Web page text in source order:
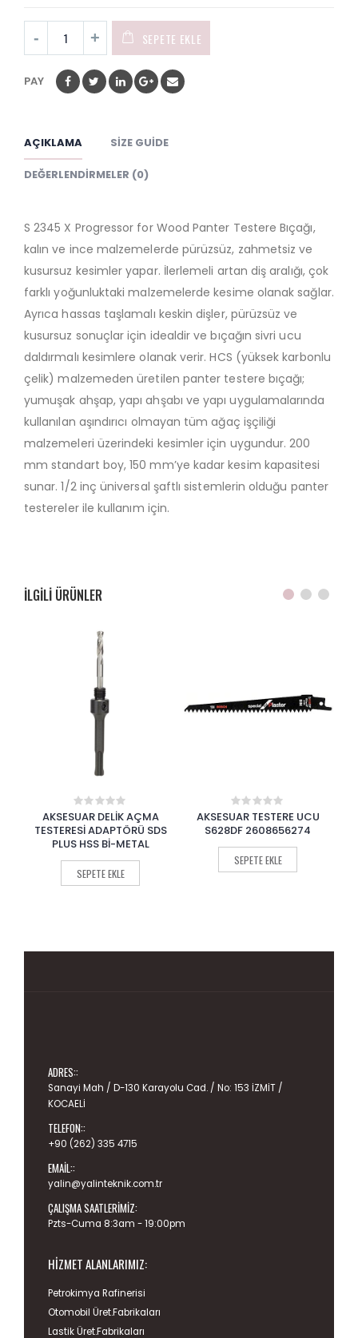
SEPETE EKLE
PAY
AÇIKLAMA SIZE GUIDE
DEĞERLENDIRMELER (0)
S 2345 X Progressor for Wood Panter Testere Bıçağı,
kalın ve ince malzemelerde pürüzsüz, zahmetsiz ve
kusursuz kesimler yapar. İlerlemeli artan diş aralığı, çok
farklı yoğunluktaki malzemelerde kesime olanak sağlar.
Ayrıca hassas taşlamalı keskin dişler, pürüzsüz ve
kusursuz sonuçlar için idealdir ve bıçağın sivri ucu
daldırmalı kesimlere olanak verir. HCS (yüksek karbonlu
çelik) malzemeden üretilen panter testere bıçağı;
yumuşak ahşap, yapı ahşabı ve yapı uygulamalarında
kullanılan aşındırıcı olmayan tüm ağaç işçiliği
malzemeleri üzerindeki kesimler için uygundur. 200
mm standart boy, 150 mm’ye kadar kesim kapasitesi
sunar. 1/2 inç üniversal şaftlı sistemlerin olduğu panter
testereler ile kullanım için.
ILGILI ÜRÜNLER
0
out
of
5
AKSESUAR TESTERE UCU
S628DF 2608656274
SEPETE EKLE
0
out
of
5
AKSESUAR TESTERE UCU
S1122HF 2608656270
SEPETE EKLE
ADRES::
Sanayi Mah / D-130 Karayolu Cad. / No: 153 İZMİT /
KOCAELİ
TELEFON::
+90 (262) 335 4715
EMAIL::
yalin@yalinteknik.com.tr
ÇALIŞMA SAATLERIMIZ:
Pzts-Cuma 8:3am - 19:00pm
HIZMET ALANLARIMIZ:
Petrokimya Rafinerisi
Otomobil Üret.Fabrikaları
Lastik Üret.Fabrikaları